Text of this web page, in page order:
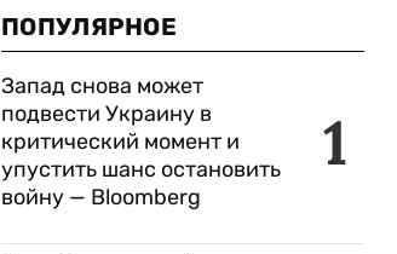
ПОПУЛЯРНОЕ
1
Запад снова может
подвести Украину в
критический момент и
упустить шанс остановить
войну — Bloomberg